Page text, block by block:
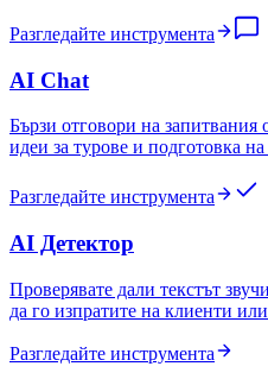
Разгледайте инструмента
AI Chat
Бързи отговори на запитвания
идеи за турове и подготовка
Разгледайте инструмента
AI Детектор
Проверявате дали текстът
да го изпратите на клиенти
Разгледайте инструмента